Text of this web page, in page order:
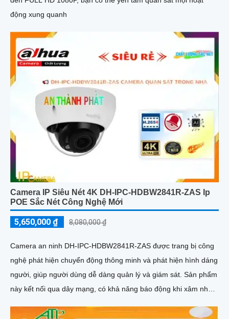
động xung quanh
Camera IP Siêu Nét 4K DH-IPC-HDBW2841R-ZAS Ip
POE Sắc Nét Công Nghệ Mới
5,650,000 ₫ 8,080,000 ₫
Camera an ninh DH-IPC-HDBW2841R-ZAS được trang bị công
nghệ phát hiện chuyển động thông minh và phát hiện hình dáng
người, giúp người dùng dễ dàng quản lý và giám sát. Sản phẩm
này kết nối qua dây mạng, có khả năng báo động khi xâm nhập